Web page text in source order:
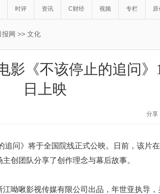
时评 资讯 C财经 视频 专栏 原
网 >> 文化
影《不该停止的追问》
日上映
分享
追问》将于全国院线正式公映。日前，该片
创团队分享了创作理念与幕后故事。
呦啾影视传媒有限公司出品，年世亚执导，